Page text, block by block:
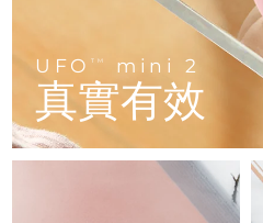
UFO TM mini 2
真實有效
LUNA™護膚
Premium
LUNA™ 設備
All facial
面膜
Rejuvenation &
UFO™ 設備
All deep facial
issa™ Teeth
Dual LED +
ISSA™ 設備
All silicone
FAQ™ 103
Luxurious
FAQ™ P1
Manuka honey
FAQ™ 211
Anti-aging neck
FAQ™ 221
Anti-aging
FAQ™
Scalp recovery
FAQ™護膚品
All FAQ™
FAQ™ 502
Full-Spectrum
FAQ™ Red
專業治療
丹麥
愛沙尼亞